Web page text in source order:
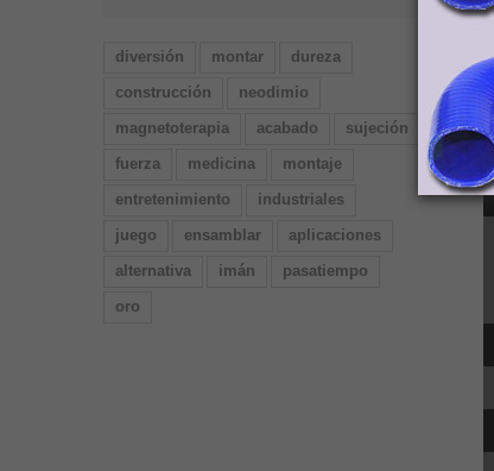
diversión montar
dureza
construcción
neodimio
magnetoterapia
acabado
sujeción
fuerza
medicina
montaje
entretenimiento
industriales
juego
ensamblar
aplicaciones
alternativa
imán
pasatiempo
oro